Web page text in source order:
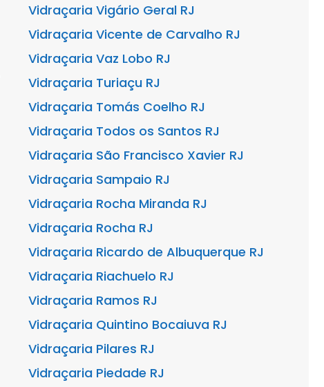
Vidraçaria Vigário Geral RJ
Vidraçaria Vicente de Carvalho RJ
Vidraçaria Vaz Lobo RJ
Vidraçaria Turiaçu RJ
Vidraçaria Tomás Coelho RJ
Vidraçaria Todos os Santos RJ
Vidraçaria São Francisco Xavier RJ
Vidraçaria Sampaio RJ
Vidraçaria Rocha Miranda RJ
Vidraçaria Rocha RJ
Vidraçaria Ricardo de Albuquerque RJ
Vidraçaria Riachuelo RJ
Vidraçaria Ramos RJ
Vidraçaria Quintino Bocaiuva RJ
Vidraçaria Pilares RJ
Vidraçaria Piedade RJ